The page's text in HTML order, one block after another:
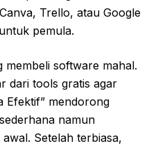
Trello, atau Google
pemula.
software mahal.
dari tools gratis agar
Efektif” mendorong
namun
Setelah terbiasa,